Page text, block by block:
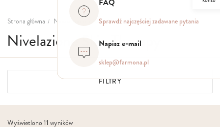
FAQ
Sprawdź najczęściej zadawane pytania
Napisz e-mail
sklep@farmona.pl
NASZE
Strona główna Nasze marki Nivelazione Skin Therapy
Nivelazione Skin Therapy
Wyświetlono11wyników
FILTRY